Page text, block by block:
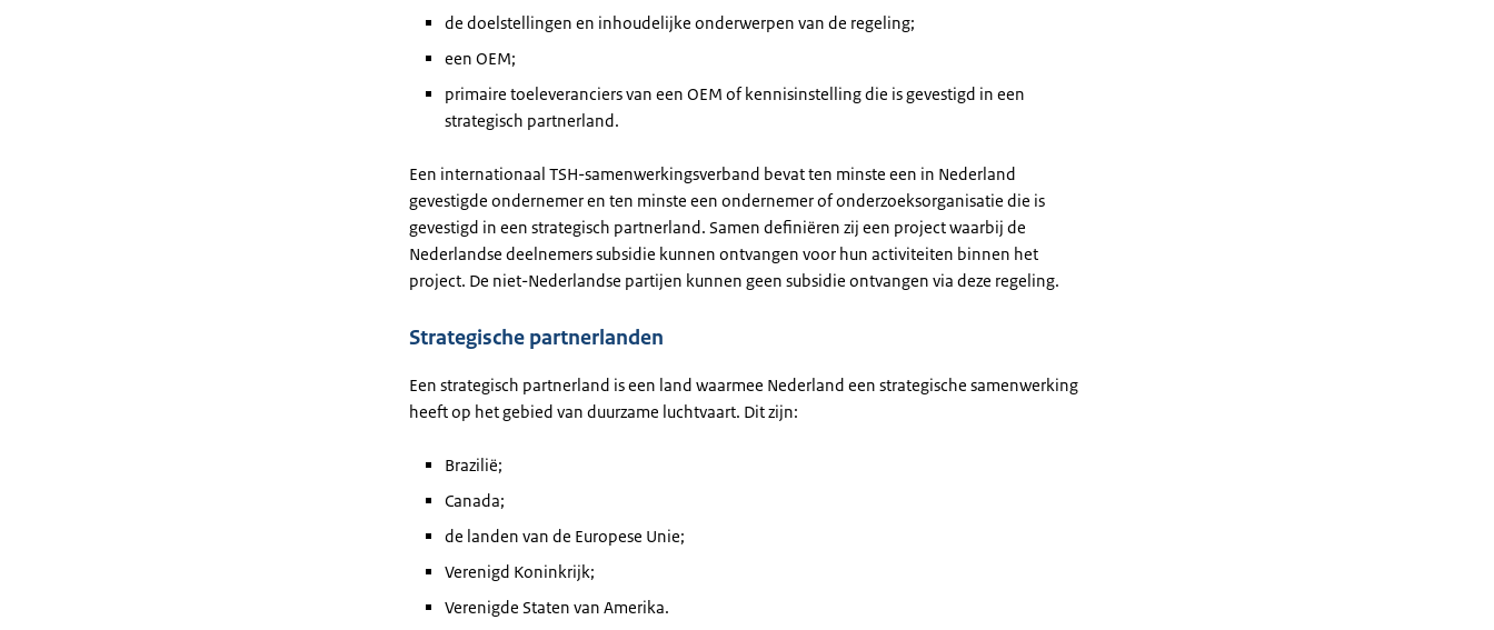
de doelstellingen en inhoudelijke onderwerpen van de regeling;
een OEM;
primaire toeleveranciers van een OEM of kennisinstelling die is gevestigd in een
strategisch partnerland.
Een internationaal TSH-samenwerkingsverband bevat ten minste een in Nederland
gevestigde ondernemer en ten minste een ondernemer of onderzoeksorganisatie die is
gevestigd in een strategisch partnerland. Samen definiëren zij een project waarbij de
Nederlandse deelnemers subsidie kunnen ontvangen voor hun activiteiten binnen het
project. De niet-Nederlandse partijen kunnen geen subsidie ontvangen via deze regeling.
Strategische partnerlanden
Een strategisch partnerland is een land waarmee Nederland een strategische samenwerking
heeft op het gebied van duurzame luchtvaart. Dit zijn:
Brazilië;
Canada;
de landen van de Europese Unie;
Verenigd Koninkrijk;
Verenigde Staten van Amerika.